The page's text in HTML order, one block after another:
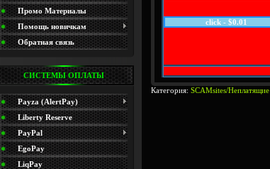
Промо Материалы
(Promo)Помощь новичкам
Обратная связь
СИСТЕМЫ ОПЛАТЫ
Payza (AlertPay)
Liberty Reserve
PayPal
EgoPay
LiqPay
click - $0.01
Категория: SCAMsites/Неплатящие